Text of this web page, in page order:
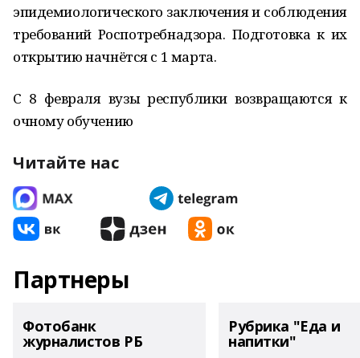
эпидемиологического заключения и соблюдения
требований Роспотребнадзора. Подготовка к их
открытию начнётся с 1 марта.
С 8 февраля вузы республики возвращаются к
очному обучению
Читайте нас
Партнеры
Фотобанк
журналистов РБ
Рубрика "Еда и
напитки"